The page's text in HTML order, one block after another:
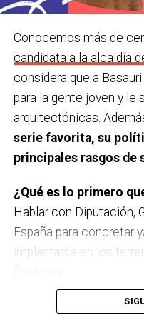
Una canción o grupo.‘
Una serie. Gambito de
¿Último viaje que has
hacer?Estuvimos en
a Escocia.
Último teatro,
recomendable.
¿Una figura histórica
Mandela por su lucha
Aitor Esteban. Me
Conocemos más de
candidata a la alcaldía
considera que a
para la gente joven y le
arquitectónicas.
serie favorita, su
principales rasgos de
¿Qué es lo primero
Hablar con Diputación,
España para concretar
implantarse en los